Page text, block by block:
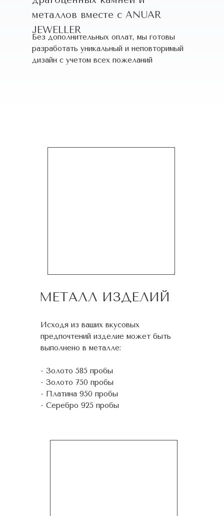
металлов вместе с ANUAR
JEWELLER
Без дополнительных оплат, мы готовы
разработать уникальный и неповторимый
дизайн c учетом всех пожеланий
МЕТАЛЛ ИЗДЕЛИЙ
Исходя из ваших вкусовых
предпочтений изделие может быть
выполнено в металле:
- Золото 585 пробы
- Золото 750 пробы
- Платина 950 пробы
- Серебро 925 пробы